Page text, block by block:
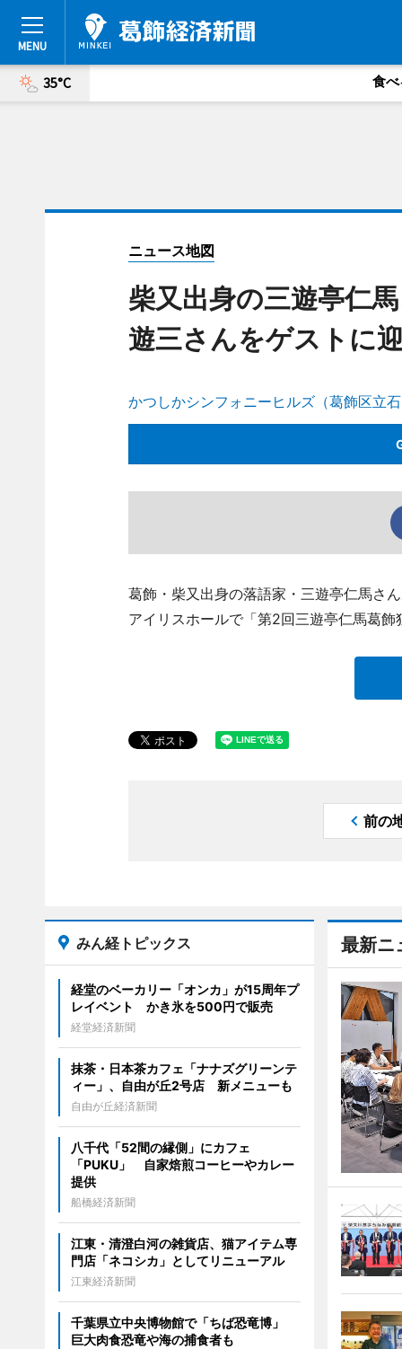
35°C 食べ
ニュース地図
柴又出身の三遊亭仁
遊三さんをゲストに
かつしかシンフォニーヒルズ（葛飾区立
葛飾・柴又出身の落語家・三遊亭仁馬さ
アイリスホールで「第2回三遊亭仁馬葛飾
前の
最新ニ
みん経トピックス
経堂のベーカリー「オンカ」が15周年プ
レイベント かき氷を500円で販売
経堂経済新聞
抹茶・日本茶カフェ「ナナズグリーンテ
ィー」、自由が丘2号店 新メニューも
自由が丘経済新聞
八千代「52間の縁側」にカフェ
「PUKU」 自家焙煎コーヒーやカレー
提供
船橋経済新聞
江東・清澄白河の雑貨店、猫アイテム専
門店「ネコシカ」としてリニューアル
江東経済新聞
千葉県立中央博物館で「ちば恐竜博」
巨大肉食恐竜や海の捕食者も